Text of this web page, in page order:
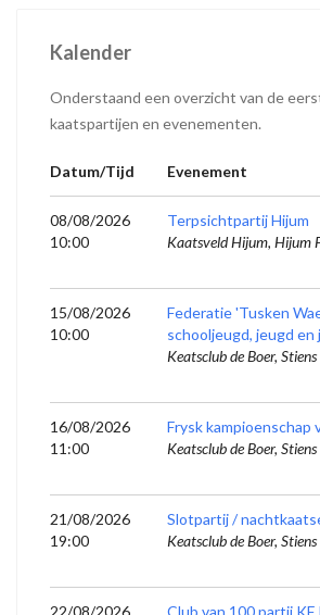
Kalender
Onderstaand een overzicht van de
kaatspartijen en evenementen.
Datum/Tijd Evenement
08/08/2026
10:00
Terpsichtpartij Hijum
Kaatsveld Hijum, Hijum
15/08/2026
10:00
Federatie 'Tusken
schooljeugd, jeugd en
Keatsclub de Boer, Stiens
16/08/2026
11:00
Frysk kampioenschap
Keatsclub de Boer, Stiens
21/08/2026
19:00
Slotpartij /
Keatsclub de Boer, Stiens
22/08/2026
Club van 100 partij